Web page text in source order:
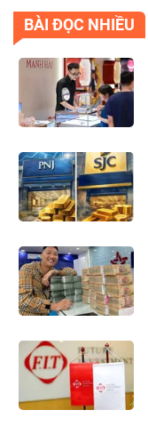
BÀI ĐỌC NHIỀU